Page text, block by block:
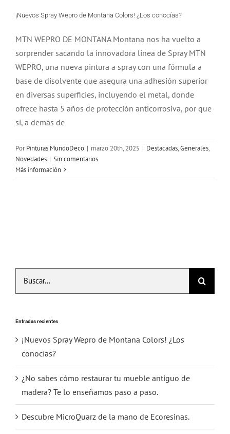
¡Nuevos Spray Wepro de Montana Colors! ¿Los conocías?
MTN WEPRO DE MONTANA Montana nos ha vuelto a
sorprender sacando la innovadora línea de Spray MTN
WEPRO, una nueva pintura a spray con una fórmula a
base de disolvente que asegura una adhesión superior
en diversas superficies, incluyendo el metal, donde
ofrece hasta 5 años de protección anticorrosiva, por que
sí, a demás de
PorPinturas MundoDeco | marzo 20th, 2025 | Destacadas,Generales,
Novedades | Sin comentarios
Más información
Entradas recientes
¡Nuevos Spray Wepro de Montana Colors! ¿Los
conocías?
¿No sabes cómo restaurar tu mueble antiguo de
madera? Te lo enseñamos paso a paso.
Descubre MicroQuarz de la mano de Ecoresinas.